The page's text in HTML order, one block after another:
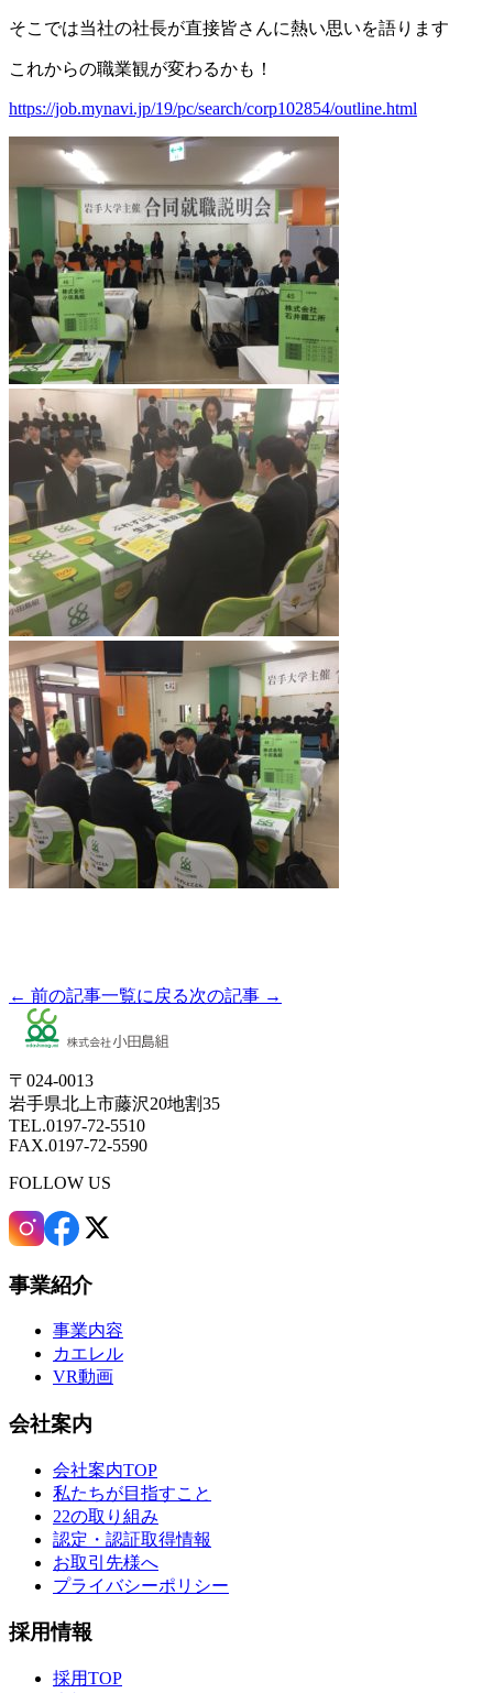
そこでは当社の社長が直接皆さんに熱い思いを語ります
これからの職業観が変わるかも！
https://job.mynavi.jp/19/pc/search/corp102854/outline.html
← 前の記事一覧に戻る次の記事 →
〒024-0013
岩手県北上市藤沢20地割35
TEL.0197-72-5510
FAX.0197-72-5590
FOLLOW US
事業紹介
事業内容
カエレル
VR動画
会社案内
会社案内TOP
私たちが目指すこと
22の取り組み
認定・認証取得情報
お取引先様へ
プライバシーポリシー
採用情報
採用TOP